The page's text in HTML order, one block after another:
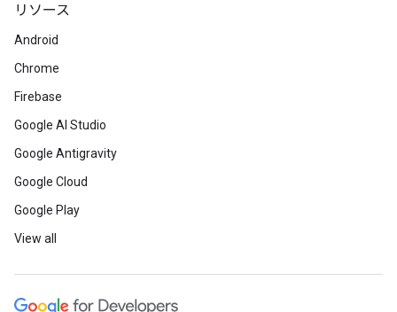
リソース
Android
Chrome
Firebase
Google AI Studio
Google Antigravity
Google Cloud
Google Play
View all